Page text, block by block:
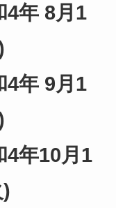
8月1
9月1
10月1